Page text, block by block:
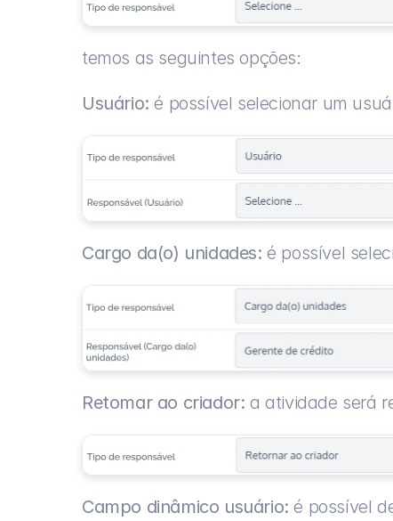
temos as seguintes opções:
Usuário: é possível selecionar um
Cargo da(o) unidades: é possível
Retomar ao criador: a atividade será
Campo dinâmico usuário: é possível